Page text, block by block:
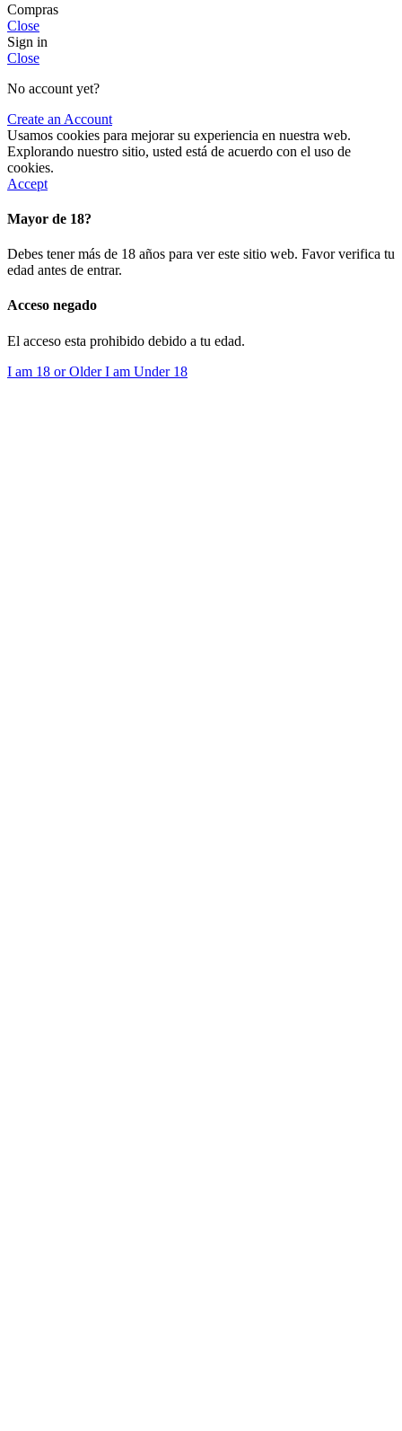
Compras
Close
Sign in
Close
No account yet?
Create an Account
Usamos cookies para mejorar su experiencia en nuestra web.
Explorando nuestro sitio, usted está de acuerdo con el uso de
cookies.
Accept
Mayor de 18?
Debes tener más de 18 años para ver este sitio web. Favor verifica tu
edad antes de entrar.
Acceso negado
El acceso esta prohibido debido a tu edad.
I am 18 or OlderI am Under 18